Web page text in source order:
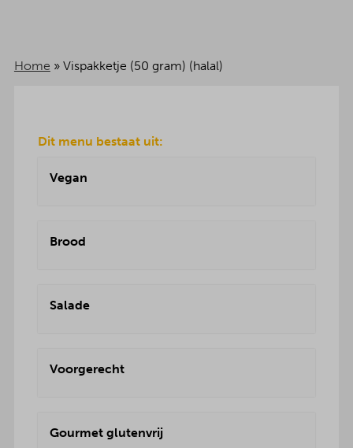
Home » Vispakketje (50 gram) (halal)
Dit menu bestaat uit:
Vegan
Brood
Salade
Voorgerecht
Gourmet glutenvrij